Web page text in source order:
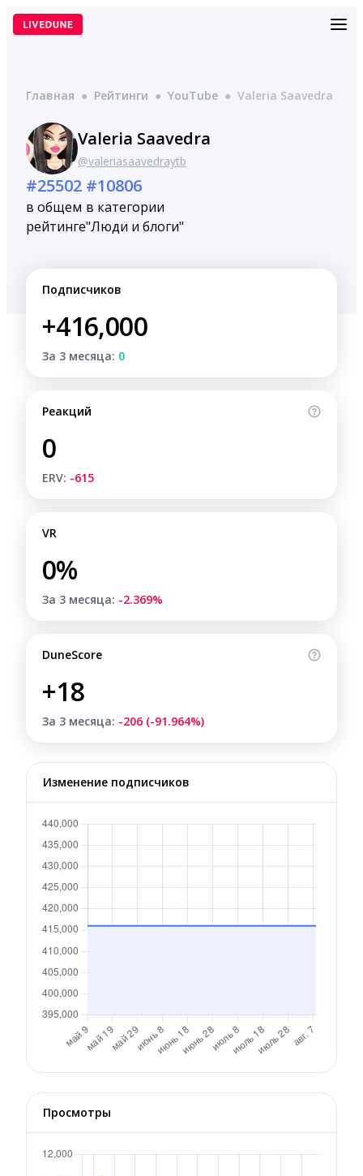
Перейти
Главная ● Рейтинги ● YouTube ● Valeria Saavedra
Valeria Saavedra
@valeriasaavedraytb
#25502
в общем
рейтинге
#10806
в категории
"Люди и блоги"
Подписчиков
+416,000
За 3 месяца: 0
Реакций
0
ERV: -615
VR
0%
За 3 месяца: -2.369%
DuneScore
+18
За 3 месяца: -206 (-91.964%)
Изменение подписчиков
Просмотры